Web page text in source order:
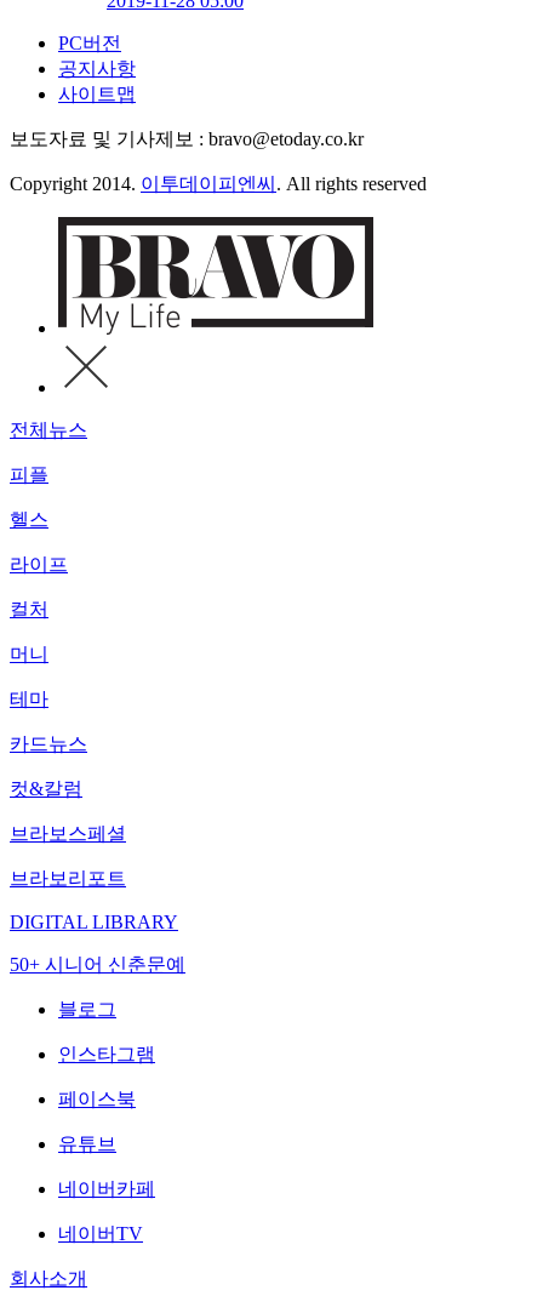
PC버전
공지사항
사이트맵
보도자료 및 기사제보 : bravo@etoday.co.kr
Copyright 2014. 이투데이피엔씨 . All rights reserved
전체뉴스
피플
헬스
라이프
컬처
머니
테마
카드뉴스
컷&칼럼
브라보스페셜
브라보리포트
DIGITAL LIBRARY
50+ 시니어 신춘문예
블로그
인스타그램
페이스북
유튜브
네이버카페
네이버TV
회사소개